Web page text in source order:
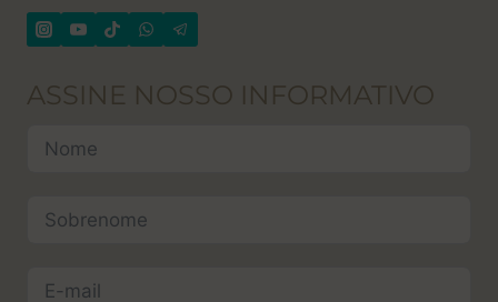
ASSINE NOSSO INFORMATIVO